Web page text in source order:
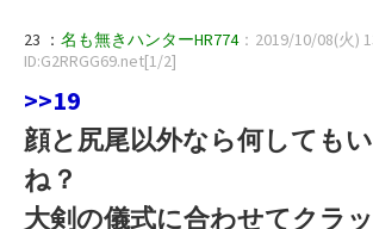
23 ： 名も無きハンターHR774：2019/10/08(火)
ID:G2RRGG69.net[1/2]
>>19
顔と尻尾以外なら何しても
ね？
大剣の儀式に合わせてクラ